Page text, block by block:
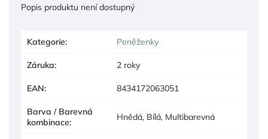
Popis produktu není dostupný
Kategorie: Peněženky
Záruka: 2 roky
EAN: 8434172063051
Barva / Barevná
kombinace: Hnědá, Bílá, Multibarevná